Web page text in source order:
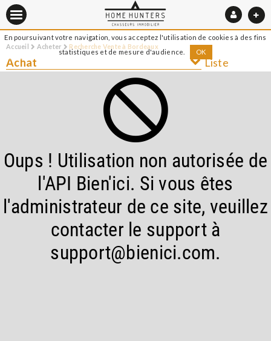
En poursuivant votre navigation, vous acceptez l'utilisation de cookies à des fins
statistiques et de mesure d'audience.
OK
Accueil Acheter Recherche Vente à Bordeaux
Achat Liste
Oups ! Utilisation non autorisée de
l'API Bien'ici. Si vous êtes
l'administrateur de ce site, veuillez
contacter le support à
support@bienici.com.